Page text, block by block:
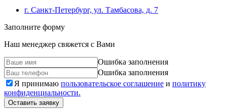
г. Санкт-Петербург, ул. Тамбасова, д. 7
Заполните форму
Наш менеджер свяжется с Вами
Ошибка заполнения
Ошибка заполнения
Я принимаю пользовательское соглашение и политику
конфиденциальности.
Оставить заявку